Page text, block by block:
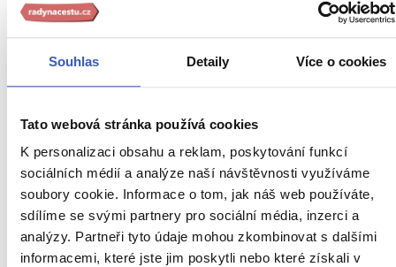
Souhlas Detaily Více o cookies
Tato webová stránka používá cookies
K personalizaci obsahu a reklam, poskytování funkcí
sociálních médií a analýze naší návštěvnosti využíváme
soubory cookie. Informace o tom, jak náš web používáte,
sdílíme se svými partnery pro sociální média, inzerci a
analýzy. Partneři tyto údaje mohou zkombinovat s dalšími
informacemi, které jste jim poskytli nebo které získali v
Bydhošť: město, které má rozhodně co
nabídnout